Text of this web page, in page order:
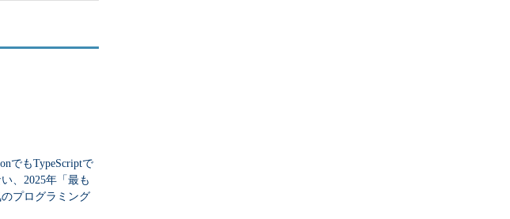
でもTypeScriptで
、2025年「最も
のプログラミング